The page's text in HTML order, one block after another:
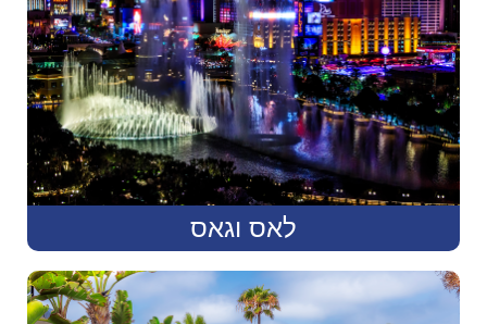
לאס וגאס